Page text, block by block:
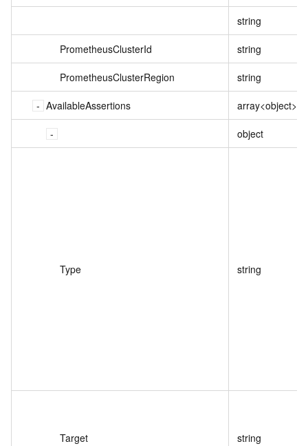
string
PrometheusClusterId string
PrometheusClusterRegion string
AvailableAssertions array<object>
object
Type string
Target string